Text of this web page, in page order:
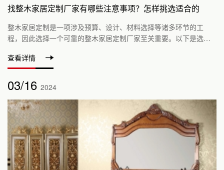
找整木家居定制厂家有哪些注意事项？怎样挑选适合的
整木家居定制是一项涉及预算、设计、材料选择等诸多环节的工
程，因此选择一个可靠的整木家居定制厂家至关重要。以下是选择
查看详情
03/16 2024